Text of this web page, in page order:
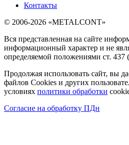
Контакты
© 2006-2026 «METALCONT»
Вся представленная на сайте
информационный характер и не
определяемой положениями ст.
Продолжая использовать сайт, вы
файлов Cookies и других
условиях политики обработки
Согласие на обработку ПДн